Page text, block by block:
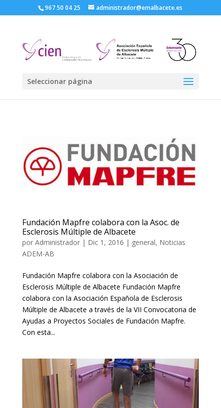
967 50 04 25 administrador@emalbacete.es
Seleccionar página
Fundación Mapfre colabora con la Asoc. de
Esclerosis Múltiple de Albacete
por Administrador| Dic 1, 2016 | general, Noticias
ADEM-AB
Fundación Mapfre colabora con la Asociación de
Esclerosis Múltiple de Albacete Fundación Mapfre
colabora con la Asociación Española de Esclerosis
Múltiple de Albacete a través de la VII Convocatoria de
Ayudas a Proyectos Sociales de Fundación Mapfre.
Con esta...